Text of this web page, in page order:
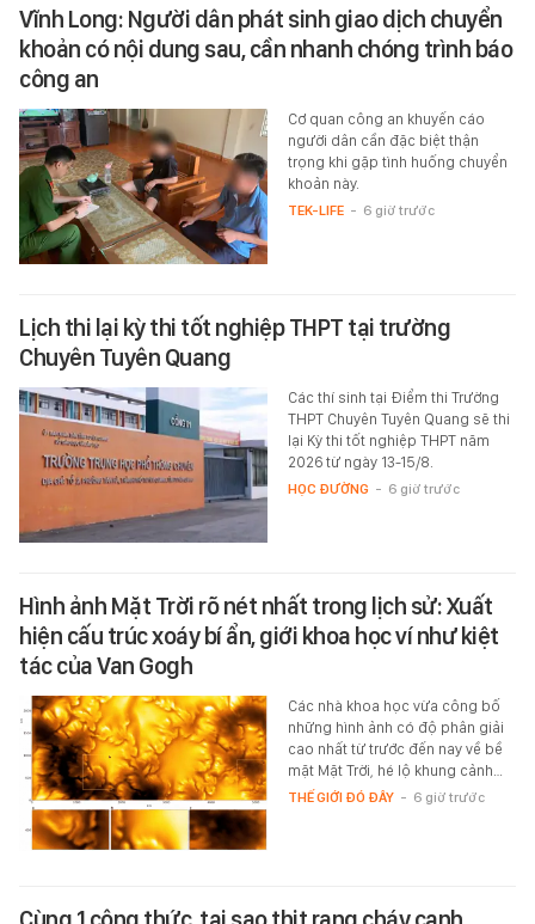
Vĩnh Long: Người dân phát sinh giao dịch chuyển
khoản có nội dung sau, cần nhanh chóng trình báo
công an
Cơ quan công an khuyến cáo
người dân cần đặc biệt thận
trọng khi gặp tình huống chuyển
khoản này.
TEK-LIFE - 6 giờ trước
Lịch thi lại kỳ thi tốt nghiệp THPT tại trường
Chuyên Tuyên Quang
Các thí sinh tại Điểm thi Trường
THPT Chuyên Tuyên Quang sẽ thi
lại Kỳ thi tốt nghiệp THPT năm
2026 từ ngày 13-15/8.
HỌC ĐƯỜNG - 6 giờ trước
Hình ảnh Mặt Trời rõ nét nhất trong lịch sử: Xuất
hiện cấu trúc xoáy bí ẩn, giới khoa học ví như kiệt
tác của Van Gogh
Các nhà khoa học vừa công bố
những hình ảnh có độ phân giải
cao nhất từ trước đến nay về bề
mặt Mặt Trời, hé lộ khung cảnh…
THẾ GIỚI ĐÓ ĐÂY - 6 giờ trước